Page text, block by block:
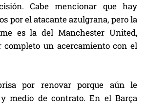
Cabe mencionar que hay
por el atacante azulgrana, pero la
es la del Manchester United,
completo un acercamiento con el
por renovar porque aún le
medio de contrato. En el Barça